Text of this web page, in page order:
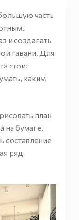
часть
и создавать
гавани. Для
стоит
каким
план
на бумаге.
составление
ряд